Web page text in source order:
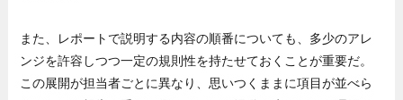
また、レポートで説明する内容の順番についても、多少のアレ
ンジを許容しつつ一定の規則性を持たせておくことが重要だ。
この展開が担当者ごとに異なり、思いつくままに項目が並べら